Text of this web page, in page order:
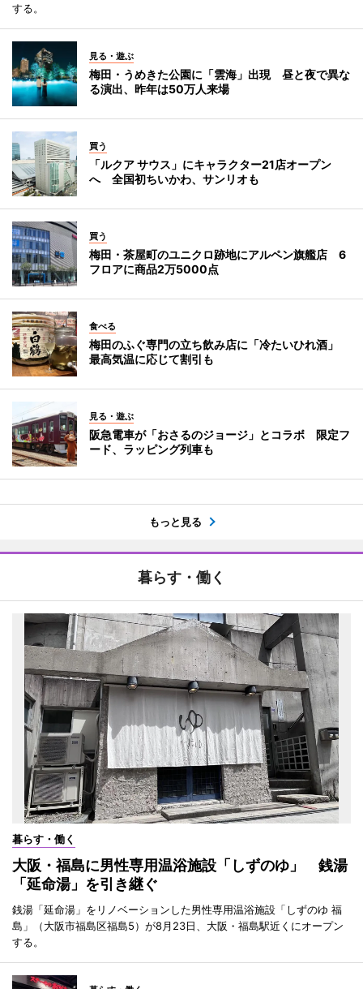
する。
見る・遊ぶ
梅田・うめきた公園に「雲海」出現 昼と夜で異な
る演出、昨年は50万人来場
買う
「ルクア サウス」にキャラクター21店オープン
へ 全国初ちいかわ、サンリオも
買う
梅田・茶屋町のユニクロ跡地にアルペン旗艦店 6
フロアに商品2万5000点
食べる
梅田のふぐ専門の立ち飲み店に「冷たいひれ酒」
最高気温に応じて割引も
見る・遊ぶ
阪急電車が「おさるのジョージ」とコラボ 限定フ
ード、ラッピング列車も
もっと見る
暮らす・働く
暮らす・働く
大阪・福島に男性専用温浴施設「しずのゆ」 銭湯
「延命湯」を引き継ぐ
銭湯「延命湯」をリノベーションした男性専用温浴施設「しずのゆ 福
島」（大阪市福島区福島5）が8月23日、大阪・福島駅近くにオープン
する。